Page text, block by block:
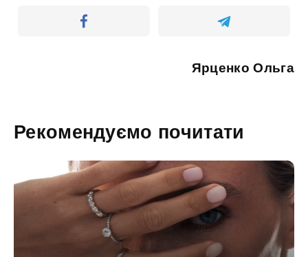
Ярценко Ольга
Рекомендуємо почитати